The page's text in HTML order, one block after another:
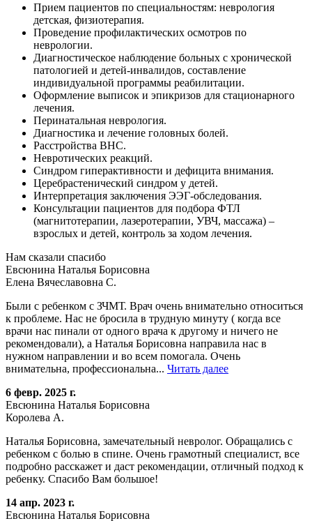
Прием пациентов по специальностям: неврология
детская, физиотерапия.
Проведение профилактических осмотров по
неврологии.
Диагностическое наблюдение больных с хронической
патологией и детей-инвалидов, составление
индивидуальной программы реабилитации.
Оформление выписок и эпикризов для стационарного
лечения.
Перинатальная неврология.
Диагностика и лечение головных болей.
Расстройства ВНС.
Невротических реакций.
Синдром гиперактивности и дефицита внимания.
Церебрастенический синдром у детей.
Интерпретация заключения ЭЭГ-обследования.
Консультации пациентов для подбора ФТЛ
(магнитотерапии, лазеротерапии, УВЧ, массажа) –
взрослых и детей, контроль за ходом лечения.
Нам сказали спасибо
Евсюнина Наталья Борисовна
Елена Вячеславовна С.
Были с ребенком с ЗЧМТ. Врач очень внимательно относиться
к проблеме. Нас не бросила в трудную минуту ( когда все
врачи нас пинали от одного врача к другому и ничего не
рекомендовали), а Наталья Борисовна направила нас в
нужном направлении и во всем помогала. Очень
внимательна, профессиональна... Читать далее
6 февр. 2025 г.
Евсюнина Наталья Борисовна
Королева А.
Наталья Борисовна, замечательный невролог. Обращались с
ребенком с болью в спине. Очень грамотный специалист, все
подробно расскажет и даст рекомендации, отличный подход к
ребенку. Спасибо Вам большое!
14 апр. 2023 г.
Евсюнина Наталья Борисовна